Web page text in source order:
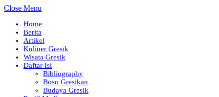
Close Menu
Home
Berita
Artikel
Kuliner Gresik
Wisata Gresik
Daftar Isi
Bibliography
Boso Gresikan
Budaya Gresik